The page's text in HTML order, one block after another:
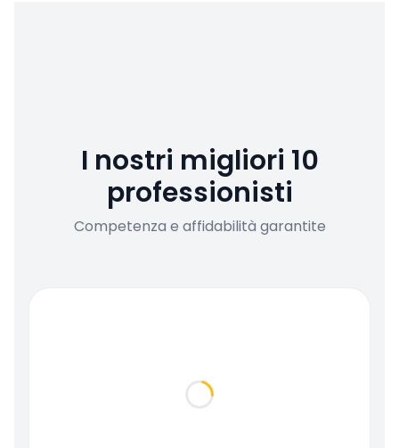
I nostri migliori 10
professionisti
Competenza e affidabilità garantite
Loading...